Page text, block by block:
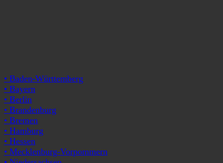
• Baden-Württemberg
• Bayern
• Berlin
• Brandenburg
• Bremen
• Hamburg
• Hessen
• Mecklenburg-Vorpommern